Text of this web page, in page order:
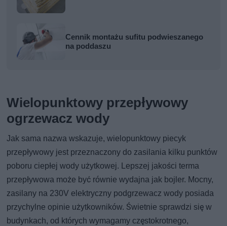
Cennik montażu sufitu podwieszanego
na poddaszu
Wielopunktowy przepływowy
ogrzewacz wody
Jak sama nazwa wskazuje, wielopunktowy piecyk
przepływowy jest przeznaczony do zasilania kilku punktów
poboru ciepłej wody użytkowej. Lepszej jakości terma
przepływowa może być równie wydajna jak bojler. Mocny,
zasilany na 230V elektryczny podgrzewacz wody posiada
przychylne opinie użytkowników. Świetnie sprawdzi się w
budynkach, od których wymagamy częstokrotnego,